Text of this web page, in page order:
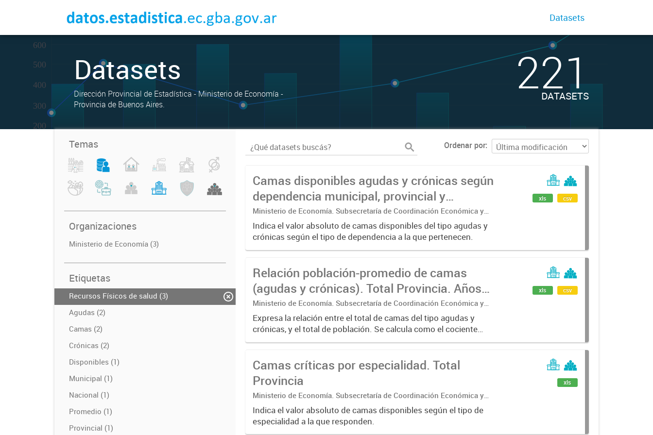
Datasets
Datasets
Dirección Provincial de Estadística - Ministerio de Economía -
Provincia de Buenos Aires.
221
DATASETS
Temas
Organizaciones
Ministerio de Economía (3)
Etiquetas
Recursos Físicos de salud (3)
Agudas (2)
Camas (2)
Crónicas (2)
Disponibles (1)
Municipal (1)
Nacional (1)
Promedio (1)
Provincial (1)
Ordenar por
Camas disponibles agudas y crónicas según
dependencia municipal, provincial y
nacional. 2010 - 2022
Ministerio de Economía. Subsecretaría de Coordinación Económica y
Estadística. Dirección Provincial de Estadística.
Indica el valor absoluto de camas disponibles del tipo agudas y
crónicas según el tipo de dependencia a la que pertenecen.
xls csv
Relación población-promedio de camas
(agudas y crónicas). Total Provincia. Años
2010 - 2022
Ministerio de Economía. Subsecretaría de Coordinación Económica y
Estadística. Dirección Provincial de Estadística.
Expresa la relación entre el total de camas del tipo agudas y
crónicas, y el total de población. Se calcula como el cociente
entre el total de camas del tipo agudas y crónicas, y el total de...
xls csv
Camas críticas por especialidad. Total
Provincia
Ministerio de Economía. Subsecretaría de Coordinación Económica y
Estadística. Dirección Provincial de Estadística.
Indica el valor absoluto de camas disponibles según el tipo de
especialidad a la que responden.
xls